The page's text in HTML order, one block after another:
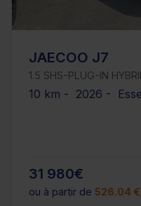
JAECOO J7
1.5 SHS-PLUG-IN
10 km - 2026 -
31 980€
ou à partir de 526.04